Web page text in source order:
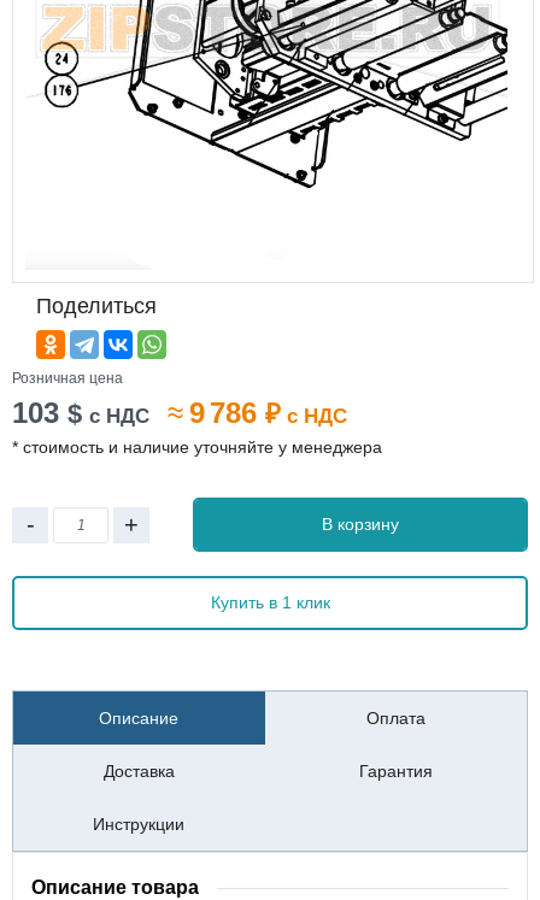
Поделиться
Розничная цена
103 $ с НДС ≈9 786 ₽ с НДС
* стоимость и наличие уточняйте у менеджера
- + В корзину
Купить в 1 клик
Описание Оплата
Доставка Гарантия
Инструкции
Описание товара